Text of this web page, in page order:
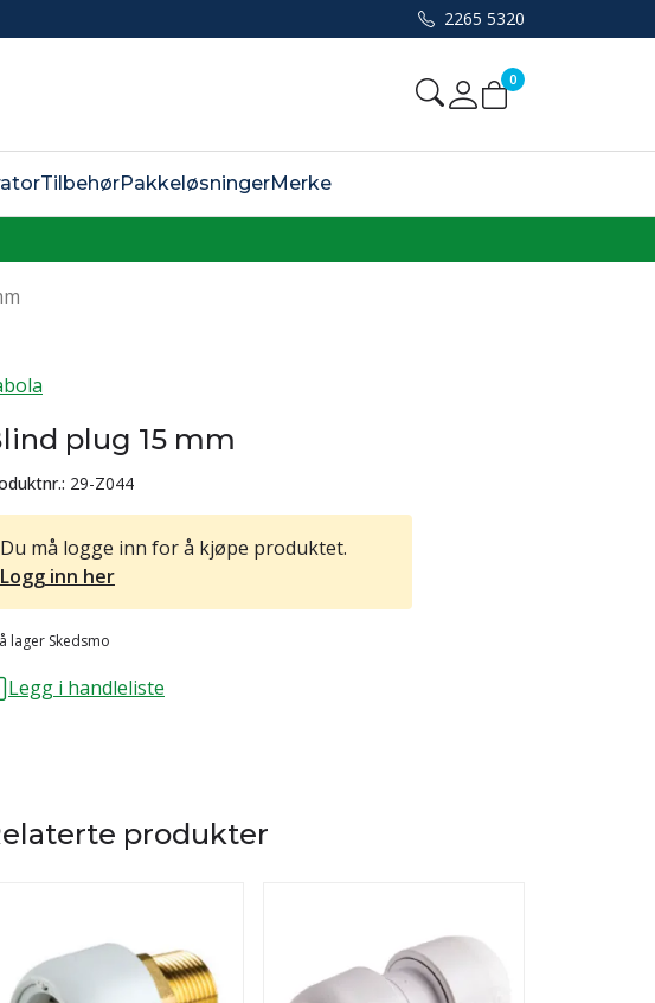
2265 5320
Mine sider
0
TilbehørPakkeløsningerMerke
plug 15 mm
29-Z044
Du må logge inn for å kjøpe produktet.
Logg inn her
lager Skedsmo
Legg i handleliste
produkter